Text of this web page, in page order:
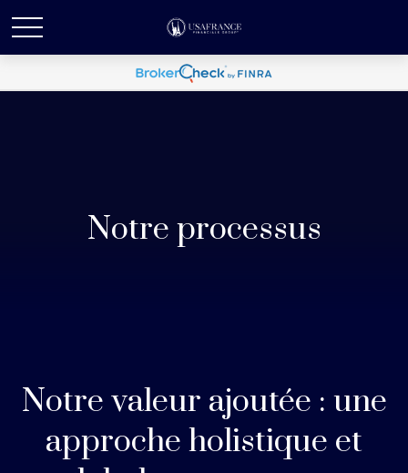
Notre processus
Notre valeur ajoutée : une
approche holistique et